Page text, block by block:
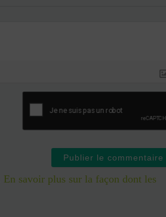
En savoir plus sur la façon dont les